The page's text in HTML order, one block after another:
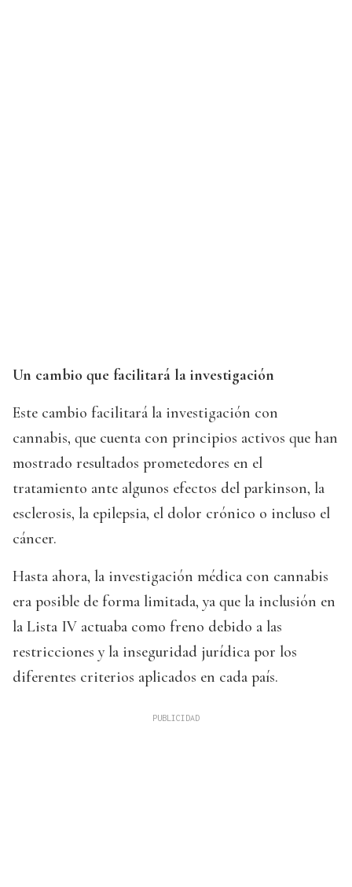
Un cambio que facilitará la investigación
Este cambio facilitará la investigación con
cannabis, que cuenta con principios activos que han
mostrado resultados prometedores en el
tratamiento ante algunos efectos del parkinson, la
esclerosis, la epilepsia, el dolor crónico o incluso el
cáncer.
Hasta ahora, la investigación médica con cannabis
era posible de forma limitada, ya que la inclusión en
la Lista IV actuaba como freno debido a las
restricciones y la inseguridad jurídica por los
diferentes criterios aplicados en cada país.